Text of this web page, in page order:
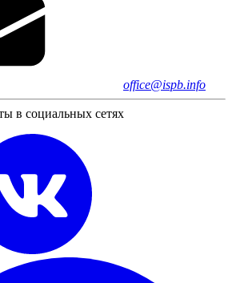
office@ispb.info
в социальных сетях